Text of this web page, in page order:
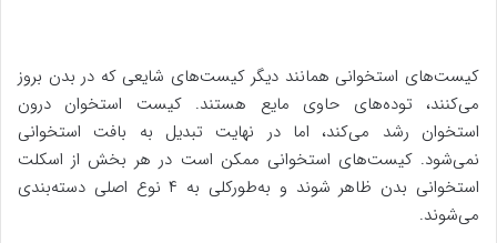
کیست‌های استخوانی همانند دیگر کیست‌های شایعی که در بدن بروز
می‌کنند، توده‌های حاوی مایع هستند. کیست استخوان درون
استخوان رشد می‌کند، اما در نهایت تبدیل به بافت استخوانی
نمی‌شود. کیست‌های استخوانی ممکن است در هر بخش از اسکلت
استخوانی بدن ظاهر شوند و به‌طورکلی به ۴ نوع اصلی دسته‌بندی
می‌شوند.